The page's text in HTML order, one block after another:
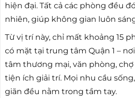
hiện đại. Tất cả các phòng đều
nhiên, giúp không gian luôn
Từ vị trí này, chỉ mất khoảng 15
có mặt tại trung tâm Quận 1 –
tâm thương mại, văn phòng,
tiện ích giải trí. Mọi nhu cầu
giãn đều nằm trong tầm tay.